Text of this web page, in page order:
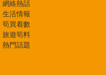
網絡熱話
生活情報
筍買着數
旅遊筍料
熱門話題